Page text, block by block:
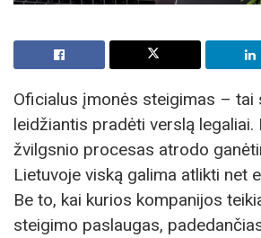
Oficialus įmonės steigimas – tai
leidžiantis pradėti verslą
žvilgsnio procesas atrodo
Lietuvoje viską galima atlikti net
Be to, kai kurios kompanijos
steigimo paslaugas,